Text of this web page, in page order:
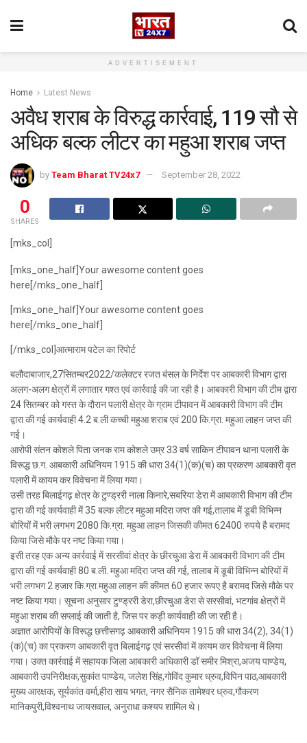
ADVERTISEMENT
Home Latest News
अवैध शराब के विरुद्ध कार्रवाई, 119 सौ से
अधिक बल्क लीटर का महुआ शराब जप्त
by Team Bharat TV24x7 September 28, 2022
0
SHARES
[mks_col]
[mks_one_half]Your awesome content goes
here[/mks_one_half]
[mks_one_half]Your awesome content goes
here[/mks_one_half]
[/mks_col]आत्माराम पटेल का रिपोर्ट
बलौदाबाजार,27सितम्बर2022/कलेक्टर रजत बंसल के निर्देश पर आबकारी विभाग द्वारा
अलग-अलग क्षेत्रों में लगातार गश्त एवं कार्रवाई की जा रही है। आबकारी विभाग की टीम द्वारा
24 सितम्बर को गस्त के दौरान पलारी क्षेत्र के ग्राम टीपावन में आबकारी विभाग की टीम
द्वारा की गई कार्यवाही 4.2 ब.ली कच्ची महुआ शराब एवं 200 कि.ग्रा. महुआ लाहन जप्त की
गई।
आरोपी संतन कोशले पिता जनक राम कोशले उम्र 33 वर्ष साकिन टीपावन थाना पलारी के
विरूद्ध छ.ग. आबकारी अधिनियम 1915 की धारा 34(1)(क)(च) का प्रकरण आबकारी वृत
पलारी में कायम कर विवेचना में लिया गया।
उसी तरह बिलाईगढ़ क्षेत्र के टुण्ड्ररी नाला किनारे,सबरिया डेरा में आबकारी विभाग की टीम
द्वारा की गई कार्यवाही में 35 बल्क लीटर महुआ मदिरा जप्त की गई,तालाब में डूबी विभिन्न
बोरियों में भरी लगभग 2080 कि.ग्रा. महुआ लाहन जिसकी कीमत 62400 रुपये है बरामद
किया जिसे मौके पर नष्ट किया गया।
इसी तरह एक अन्य कार्रवाई में सरसीवां क्षेत्र के छीरचुआ डेरा में आबकारी विभाग की टीम
द्वारा की गई कार्यवाही 80 ब.ली. महुआ मदिरा जप्त की गई, तालाब में डूबी विभिन्न बोरियों में
भरी लगभग 2 हजार कि.ग्रा.महुआ लाहन की कीमत 60 हजार रूपए है बरामद जिसे मौके पर
नष्ट किया गया। सूचना अनुसार टुण्ड्ररी डेरा,छीरचुआ डेरा से सरसीवां, भटगांव क्षेत्रों में
महुआ शराब की सप्लाई की जाती है, जिस पर कड़ी कार्यवाही की जा रही है।
अज्ञात आरोपियों के विरूद्ध छत्तीसगढ़ आबकारी अधिनियम 1915 की धारा 34(2), 34(1)
(क)(च) का प्रकरण आबकारी वृत बिलाईगढ़ एवं सरसीवां में कायम कर विवेचना में लिया
गया। उक्त कार्रवाई में सहायक जिला आबकारी अधिकारी डॉ समीर मिश्रा,अजय पाण्डेय,
आबकारी उपनिरीक्षक,सुकांत पाण्डेय, जलेश सिंह,गोविंद कुमार ध्रुव,विपिन पाठ,आबकारी
मुख्य आरक्षक, सूर्यकांत वर्मा,हीरा साय भगत, नगर सैनिक तामेश्वर ध्रुव,गौकरण
मानिकपुरी,विश्वनाथ जायसवाल, अनुराधा कश्यप शामिल थे।